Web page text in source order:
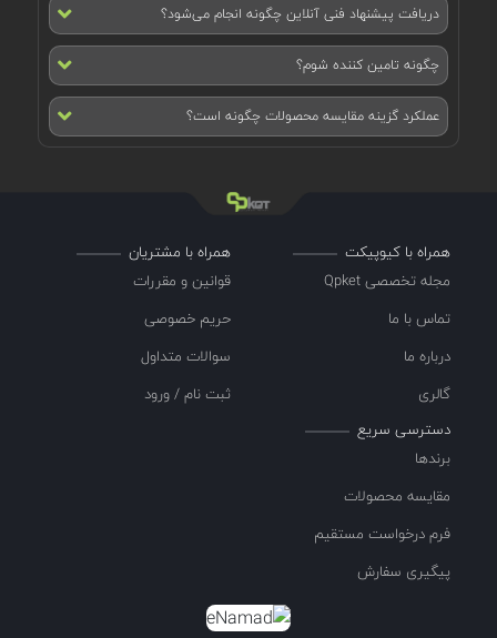
دریافت پیشنهاد فنی آنلاین چگونه انجام می‌شود؟
چگونه تامین کننده شوم؟
عملکرد گزینه مقایسه محصولات چگونه است؟
همراه با کیوپیکت
مجله تخصصی Qpket
تماس با ما
درباره ما
گالری
همراه با مشتریان
قوانین و مقررات
حریم خصوصی
سوالات متداول
ثبت نام / ورود
دسترسی سریع
برندها
مقایسه محصولات
فرم درخواست مستقیم
پیگیری سفارش